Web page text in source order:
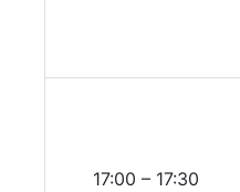
17:00 – 17:30